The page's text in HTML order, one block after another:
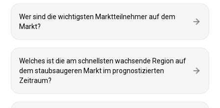
Wer sind die wichtigsten Marktteilnehmer auf dem
Markt?
Welches ist die am schnellsten wachsende Region auf
dem staubsaugeren Markt im prognostizierten
Zeitraum?